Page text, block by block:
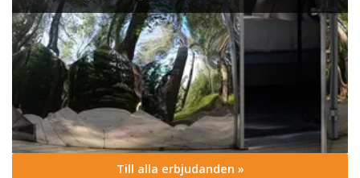
Till alla erbjudanden »